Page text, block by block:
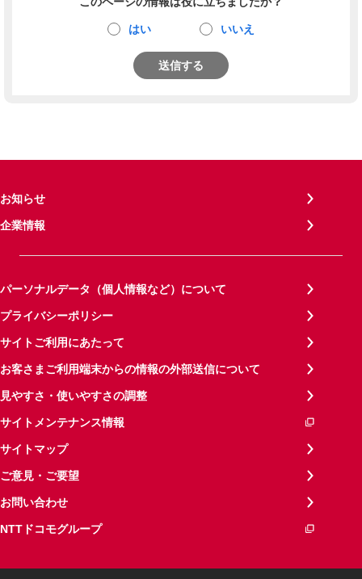
はい いいえ
送信する
お知らせ
企業情報
パーソナルデータ（個人情報など）について
プライバシーポリシー
サイトご利用にあたって
お客さまご利用端末からの情報の外部送信について
見やすさ・使いやすさの調整
サイトメンテナンス情報
サイトマップ
ご意見・ご要望
お問い合わせ
NTTドコモグループ